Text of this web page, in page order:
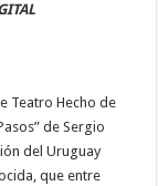
Teatro Hecho de
de Sergio
del Uruguay
que entre